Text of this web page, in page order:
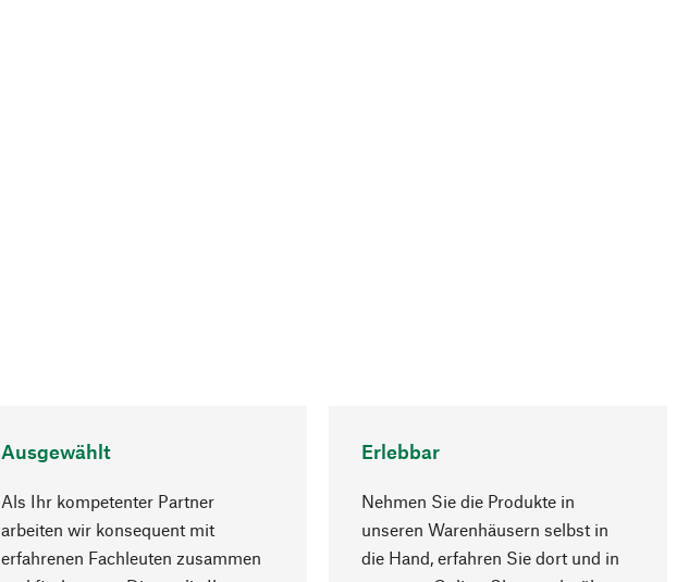
Ausgewählt
Als Ihr kompetenter Partner
arbeiten wir konsequent mit
erfahrenen Fachleuten zusammen
Erlebbar
Nehmen Sie die Produkte in
unseren Warenhäusern selbst in
die Hand, erfahren Sie dort und in